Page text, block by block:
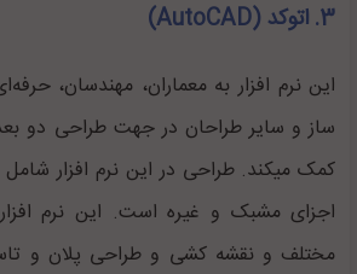
3. اتوکد (AutoCAD)
این نرم افزار به معماران، مهندسان،
ساز و سایر طراحان در جهت طراحی دو
کمک میکند. طراحی در این نرم افزار
اجزای مشبک و غیره است. این نرم